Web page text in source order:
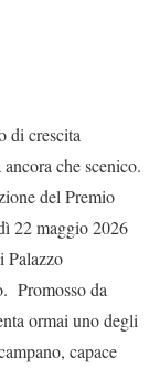
di crescita
che scenico.
del Premio
22 maggio 2026
Palazzo
Promosso da
ormai uno degli
capace